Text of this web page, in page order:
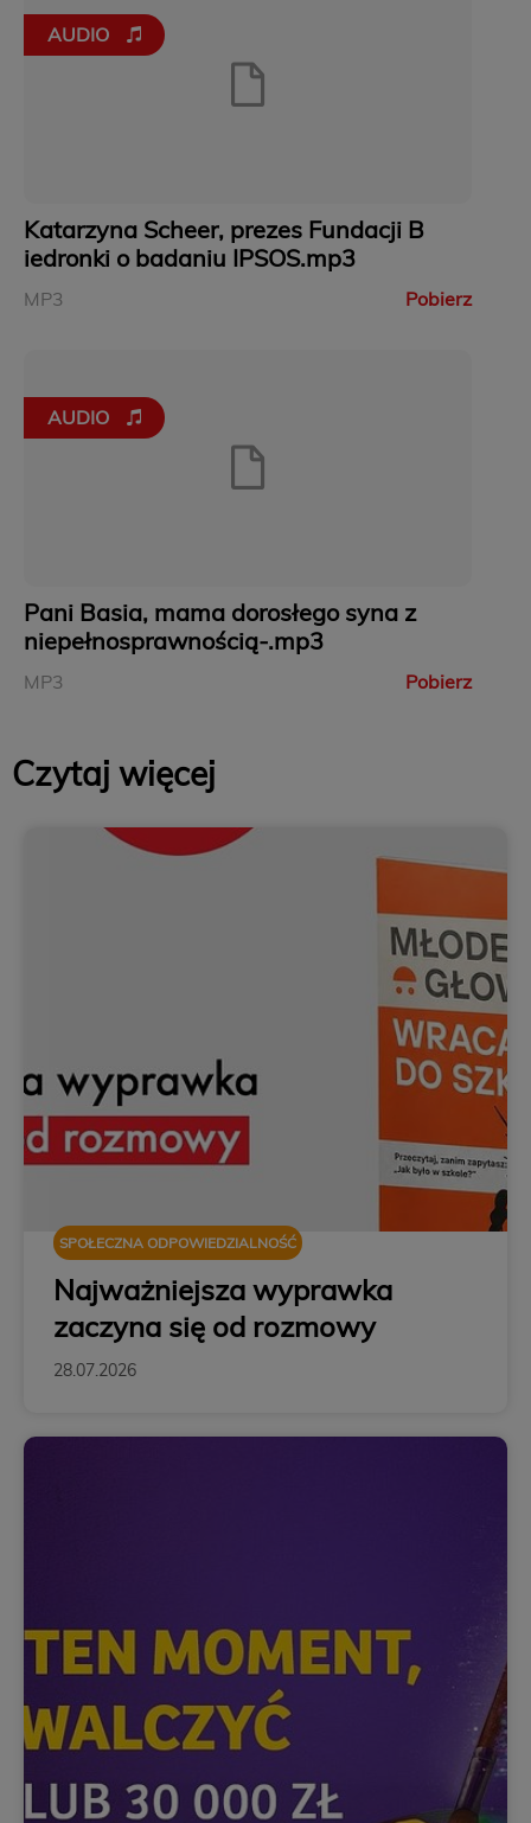
AUDIO
Katarzyna Scheer, prezes Fundacji B
iedronki o badaniu IPSOS.mp3
MP3 Pobierz
AUDIO
Pani Basia, mama dorosłego syna z
niepełnosprawnością-.mp3
MP3 Pobierz
Czytaj więcej
SPOŁECZNA ODPOWIEDZIALNOŚĆ
Najważniejsza wyprawka
zaczyna się od rozmowy
28.07.2026